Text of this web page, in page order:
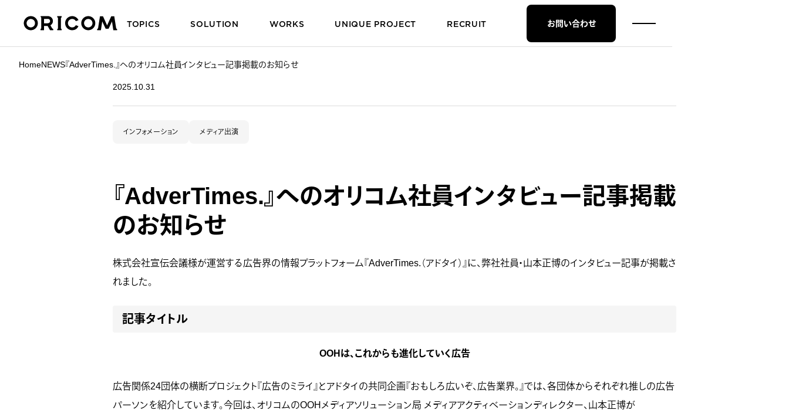
株式会社オリコム ORICOM CO.,LTD.
TOPICS SOLUTION WORKS UNIQUE PROJECT RECRUIT お問い合わせ
HomeNEWS『AdverTimes.』へのオリコム社員インタビュー記事掲載のお知らせ
2025.10.31
インフォメーション メディア出演
『AdverTimes.』へのオリコム社員インタビュー記事掲載
のお知らせ
株式会社宣伝会議様が運営する広告界の情報プラットフォーム『AdverTimes.（アドタイ）』に、弊社社員・山本正博のインタビュー記事が掲載さ
れました。
記事タイトル
OOHは、これからも進化していく広告
広告関係24団体の横断プロジェクト『広告のミライ』とアドタイの共同企画『おもしろ広いぞ、広告業界。』では、各団体からそれぞれ推しの広告
パーソンを紹介しています。今回は、オリコムのOOHメディアソリューション局 メディアアクティベーションディレクター、山本正博が